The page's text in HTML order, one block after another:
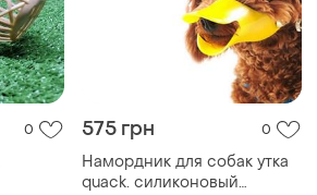
0 575 грн 0
Намордник для собак утка
quack. силиконовый